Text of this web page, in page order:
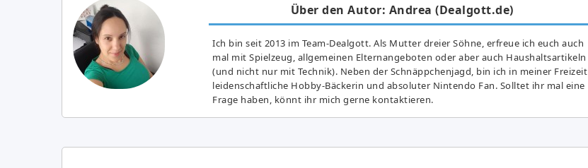
Über den Autor: Andrea (Dealgott.de)
Ich bin seit 2013 im Team-Dealgott. Als Mutter dreier Söhne, erfreue ich euch auch
mal mit Spielzeug, allgemeinen Elternangeboten oder aber auch Haushaltsartikeln
(und nicht nur mit Technik). Neben der Schnäppchenjagd, bin ich in meiner Freizeit
leidenschaftliche Hobby-Bäckerin und absoluter Nintendo Fan. Solltet ihr mal eine
Frage haben, könnt ihr mich gerne kontaktieren.